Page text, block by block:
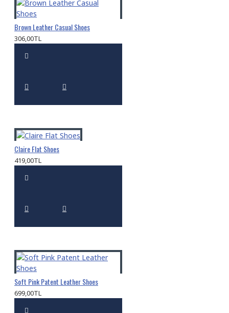
Brown Leather Casual Shoes
306,00TL
Claire Flat Shoes
419,00TL
Soft Pink Patent Leather Shoes
699,00TL